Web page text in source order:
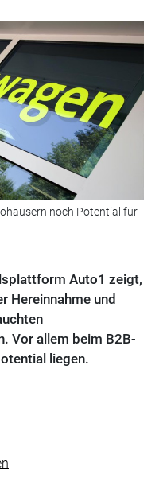
noch Potential für
Auto1 zeigt,
Hereinnahme und
Vor allem beim B2B-
liegen.